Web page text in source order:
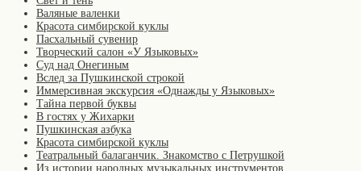
Валяные валенки
Красота симбирской куклы
Пасхальный сувенир
Творческий салон «У Языковых»
Суд над Онегиным
Вслед за Пушкинской строкой
Иммерсивная экскурсия «Однажды у Языковых»
Тайна первой буквы
В гостях у Жихарки
Пушкинская азбука
Красота симбирской куклы
Театральный балаганчик. Знакомство с Петрушкой
Из истории народных музыкальных инструментов.